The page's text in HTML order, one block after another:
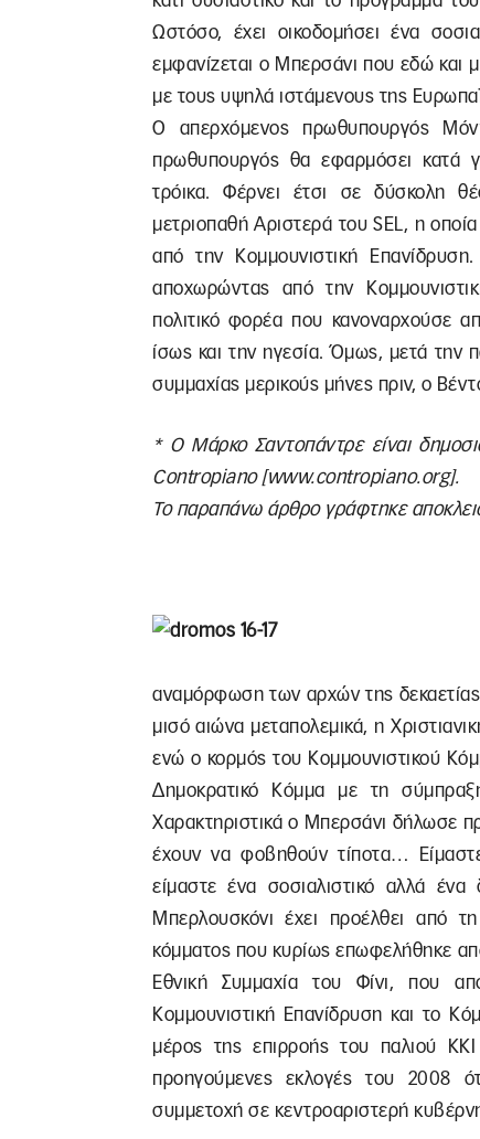
Ωστόσο, έχει οικοδομήσει ένα
εμφανίζεται ο Μπερσάνι που εδώ και
με τους υψηλά ιστάμενους της
Ο απερχόμενος πρωθυπουργός
πρωθυπουργός θα εφαρμόσει κατά
τρόικα. Φέρνει έτσι σε δύσκολη
μετριοπαθή Αριστερά του SEL, η
από την Κομμουνιστική
αποχωρώντας από την
πολιτικό φορέα που κανοναρχούσε
ίσως και την ηγεσία. Όμως, μετά την
συμμαχίας μερικούς μήνες πριν, ο
* Ο Μάρκο Σαντοπάντρε είναι
Contropiano [www.contropiano.org].
Το παραπάνω άρθρο γράφτηκε
αναμόρφωση των αρχών της
μισό αιώνα μεταπολεμικά, η
ενώ ο κορμός του Κομμουνιστικού
Δημοκρατικό Κόμμα με τη
Χαρακτηριστικά ο Μπερσάνι δήλωσε
έχουν να φοβηθούν τίποτα…
είμαστε ένα σοσιαλιστικό αλλά
Μπερλουσκόνι έχει προέλθει από
κόμματος που κυρίως επωφελήθηκε
Εθνική Συμμαχία του Φίνι, που
Κομμουνιστική Επανίδρυση και το
μέρος της επιρροής του παλιού
προηγούμενες εκλογές του 2008
συμμετοχή σε κεντροαριστερή